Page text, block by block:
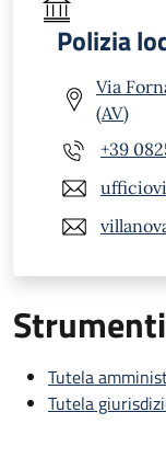
Polizia
Via
(AV)
+39
Tutela
Tutela